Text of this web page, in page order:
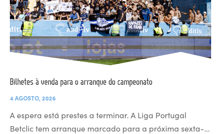
Bilhetes à venda para o arranque do campeonato
4 AGOSTO, 2026
A espera está prestes a terminar. A Liga Portugal
Betclic tem arranque marcado para a próxima sexta-…